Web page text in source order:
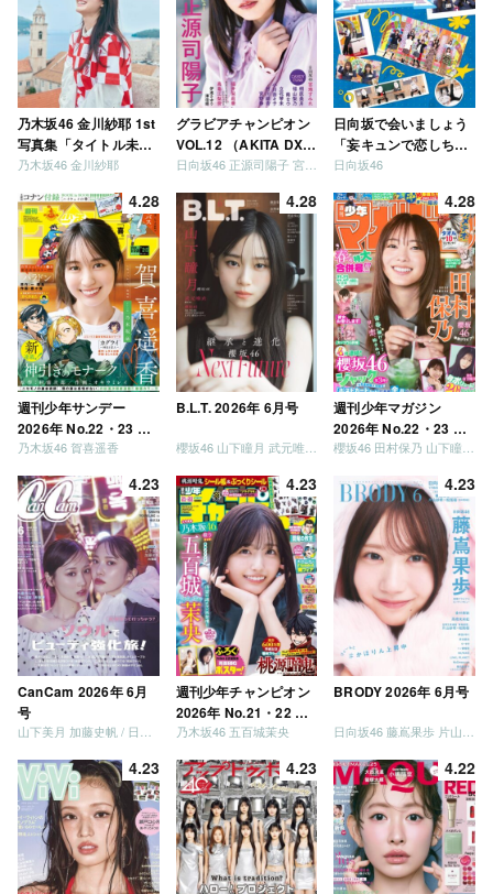
乃木坂46 金川紗耶 1st
写真集「タイトル未
定」
乃木坂46 金川紗耶
グラビアチャンピオン
VOL.12 （AKITA DXシ
リーズ）
日向坂46 正源司陽子 宮地すみれ
日向坂で会いましょう
「妄キュンで恋しちゃ
いましょう」「どっち
う」「ご褒美でロケし
ましょう」「フレンド
リーになりましょう」
「笑って卒業を祝いま
しょう」 [Blu-ray]
日向坂46
4.28
週刊少年サンデー
2026年 No.22・23 合
併号
乃木坂46 賀喜遥香
4.28
B.L.T. 2026年 6月号
櫻坂46 山下瞳月 武元唯衣 / 乃木坂46 海邉朱莉
4.28
週刊少年マガジン
2026年 No.22・23 合
併号
櫻坂46 田村保乃 山下瞳月 山川宇衣
4.23
CanCam 2026年 6月
号
4.23
週刊少年チャンピオン
2026年 No.21・22 合
併号
乃木坂46 五百城茉央
4.23
BRODY 2026年 6月号
4.23 4.23 4.22